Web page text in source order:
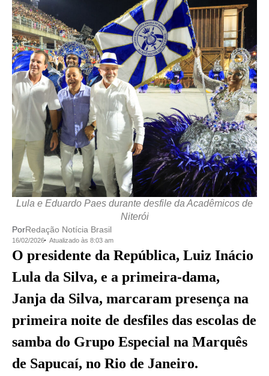
Lula e Eduardo Paes durante desfile da Acadêmicos de
Niterói
PorRedação Notícia Brasil
16/02/2026 Atualizado às 8:03 am
O presidente da República, Luiz Inácio
Lula da Silva, e a primeira-dama,
Janja da Silva, marcaram presença na
primeira noite de desfiles das escolas de
samba do Grupo Especial na Marquês
de Sapucaí, no Rio de Janeiro.